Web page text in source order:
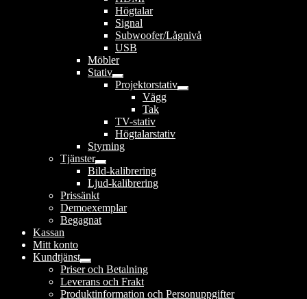
Högtalar
Signal
Subwoofer/Lågnivå
USB
Möbler
Stativ
Expandera
undermeny
Projektorstativ
Expandera
Vägg
Tak
TV-stativ
Högtalarstativ
Styrning
Tjänster
Expandera
undermeny
Bild-kalibrering
Ljud-kalibrering
Prissänkt
Demoexemplar
Begagnat
Kassan
Mitt konto
Kundtjänst
Expandera
undermeny
Priser och Betalning
Leverans och Frakt
Produktinformation och Personuppgifter